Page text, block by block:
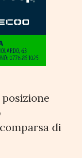
posizione
di